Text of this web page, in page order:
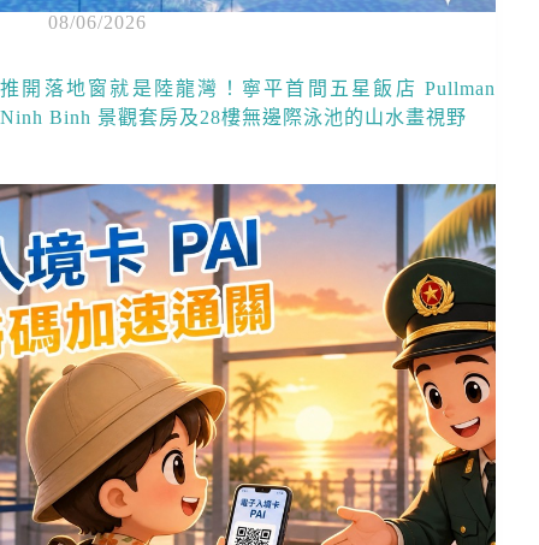
08/06/2026
推開落地窗就是陸龍灣！寧平首間五星飯店 Pullman
Ninh Binh 景觀套房及28樓無邊際泳池的山水畫視野